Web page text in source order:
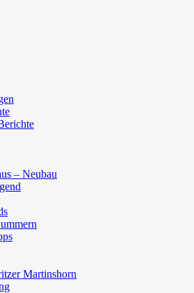
– Neubau
Martinshorn